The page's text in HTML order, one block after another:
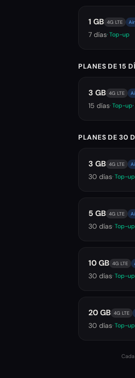
1 GB 4G LTE
7 días· Top-up
PLANES DE 15
3 GB 4G LTE
15 días· Top-up
PLANES DE 30
3 GB 4G LTE
30 días· Top-up
5 GB 4G LTE
30 días· Top-up
10 GB 4G LTE
30 días· Top-up
20 GB 4G LTE
30 días· Top-up